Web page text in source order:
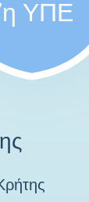
ΥΠΕ